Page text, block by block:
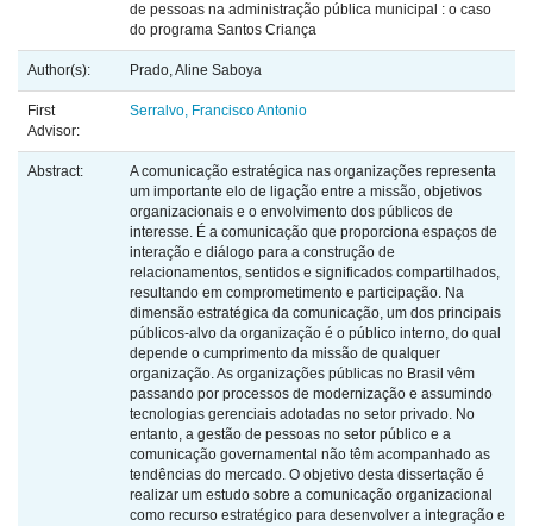
de pessoas na administração pública municipal : o caso
do programa Santos Criança
Author(s): Prado, Aline Saboya
First
Advisor:
Serralvo, Francisco Antonio
Abstract:
A comunicação estratégica nas organizações representa
um importante elo de ligação entre a missão, objetivos
organizacionais e o envolvimento dos públicos de
interesse. É a comunicação que proporciona espaços de
interação e diálogo para a construção de
relacionamentos, sentidos e significados compartilhados,
resultando em comprometimento e participação. Na
dimensão estratégica da comunicação, um dos principais
públicos-alvo da organização é o público interno, do qual
depende o cumprimento da missão de qualquer
organização. As organizações públicas no Brasil vêm
passando por processos de modernização e assumindo
tecnologias gerenciais adotadas no setor privado. No
entanto, a gestão de pessoas no setor público e a
comunicação governamental não têm acompanhado as
tendências do mercado. O objetivo desta dissertação é
realizar um estudo sobre a comunicação organizacional
como recurso estratégico para desenvolver a integração e